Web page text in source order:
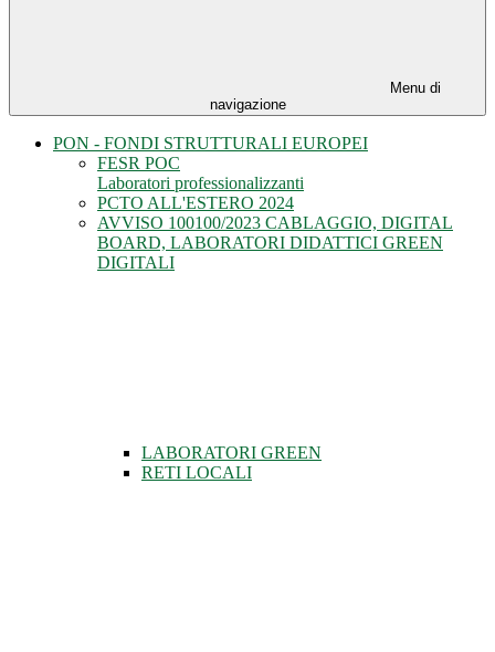
Menu di
navigazione
PON - FONDI STRUTTURALI EUROPEI
FESR POC
Laboratori professionalizzanti
PCTO ALL'ESTERO 2024
AVVISO 100100/2023 CABLAGGIO, DIGITAL
BOARD, LABORATORI DIDATTICI GREEN
DIGITALI
LABORATORI GREEN
RETI LOCALI